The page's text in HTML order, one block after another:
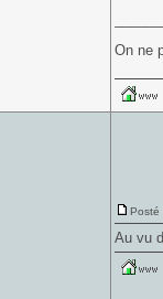
On ne
Posté
Au vu